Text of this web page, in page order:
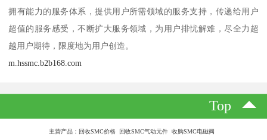
拥有能力的服务体系，提供用户所需领域的服务支持，传递给用户
超值的服务感受，不断扩大服务领域，为用户排忧解难，尽全力超
越用户期待，限度地为用户创造。
m.hssmc.b2b168.com
Top
主营产品：回收SMC价格 回收SMC气动元件 收购SMC电磁阀